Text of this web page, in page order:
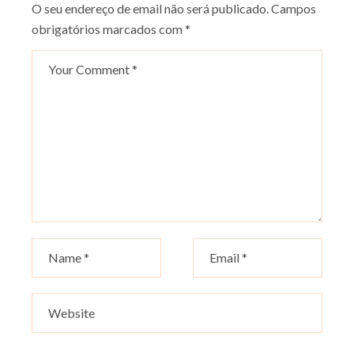
O seu endereço de email não será publicado.Campos
obrigatórios marcados com*